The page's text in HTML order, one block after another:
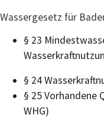
Wassergesetz für
§ 23
§ 24
§ 25 Vorhandene
WHG)